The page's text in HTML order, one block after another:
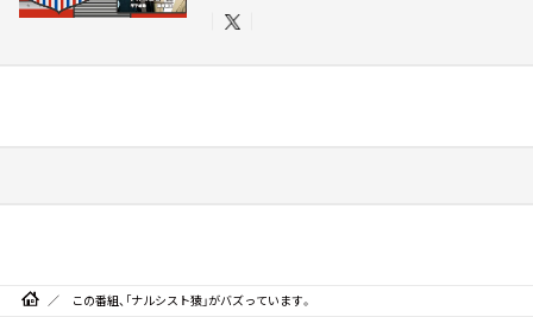
この番組、「ナルシスト猿」がバズっています。